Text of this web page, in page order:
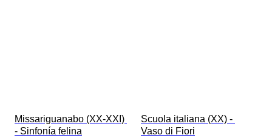
Missariguanabo (XX-XXI)
- Sinfonía felina
Scuola italiana (XX) -
Vaso di Fiori